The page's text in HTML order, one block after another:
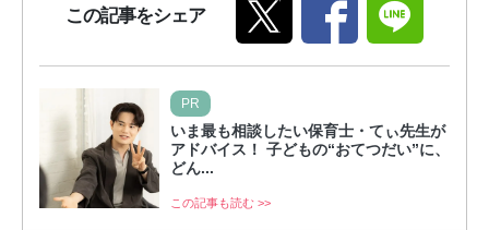
この記事をシェア
PR
いま最も相談したい保育士・てぃ先生が
アドバイス！ 子どもの“おてつだい”に、
どん...
この記事も読む >>